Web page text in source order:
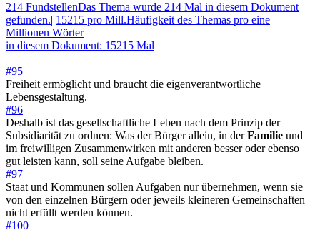
214 FundstellenDas Thema wurde 214 Mal in diesem Dokument
gefunden.| 15215 pro Mill.Häufigkeit des Themas pro eine
Millionen Wörter
in diesem Dokument: 15215 Mal
#95
Freiheit ermöglicht und braucht die eigenverantwortliche
Lebensgestaltung.
#96
Deshalb ist das gesellschaftliche Leben nach dem Prinzip der
Subsidiarität zu ordnen: Was der Bürger allein, in derFamilie und
im freiwilligen Zusammenwirken mit anderen besser oder ebenso
gut leisten kann, soll seine Aufgabe bleiben.
#97
Staat und Kommunen sollen Aufgaben nur übernehmen, wenn sie
von den einzelnen Bürgern oder jeweils kleineren Gemeinschaften
nicht erfüllt werden können.
#100